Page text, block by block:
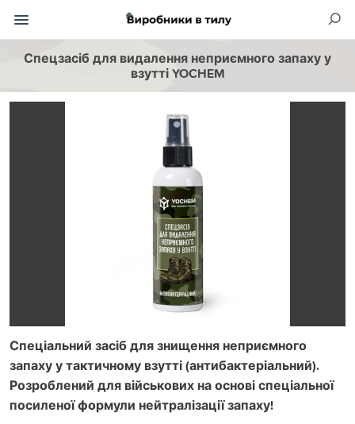
Спецзасіб для видалення неприємного запаху у
взутті YOCHEM
Спеціальний засіб для знищення неприємного
запаху у тактичному взутті (антибактеріальний).
Розроблений для військових на основі спеціальної
посиленої формули нейтралізації запаху!